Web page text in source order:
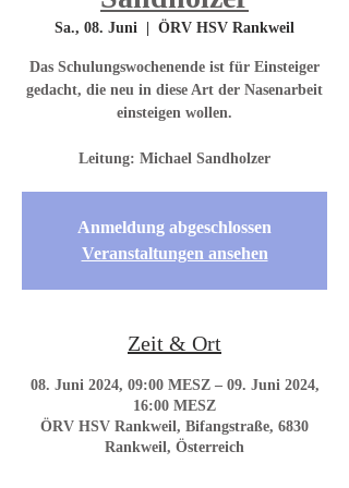
Sa., 08. Juni ÖRV HSV Rankweil
Das Schulungswochenende ist für Einsteiger
gedacht, die neu in diese Art der Nasenarbeit
einsteigen wollen.
Leitung: Michael Sandholzer
Anmeldung abgeschlossen
Veranstaltungen ansehen
Zeit & Ort
08. Juni 2024, 09:00 MESZ – 09. Juni 2024,
16:00 MESZ
ÖRV HSV Rankweil, Bifangstraße, 6830
Rankweil, Österreich